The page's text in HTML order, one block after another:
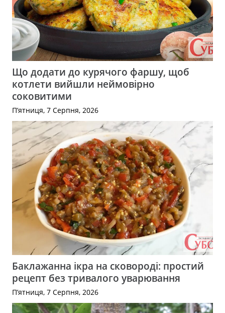
Що додати до курячого фаршу, щоб
котлети вийшли неймовірно
соковитими
П’ятниця, 7 Серпня, 2026
Баклажанна ікра на сковороді: простий
рецепт без тривалого уварювання
П’ятниця, 7 Серпня, 2026